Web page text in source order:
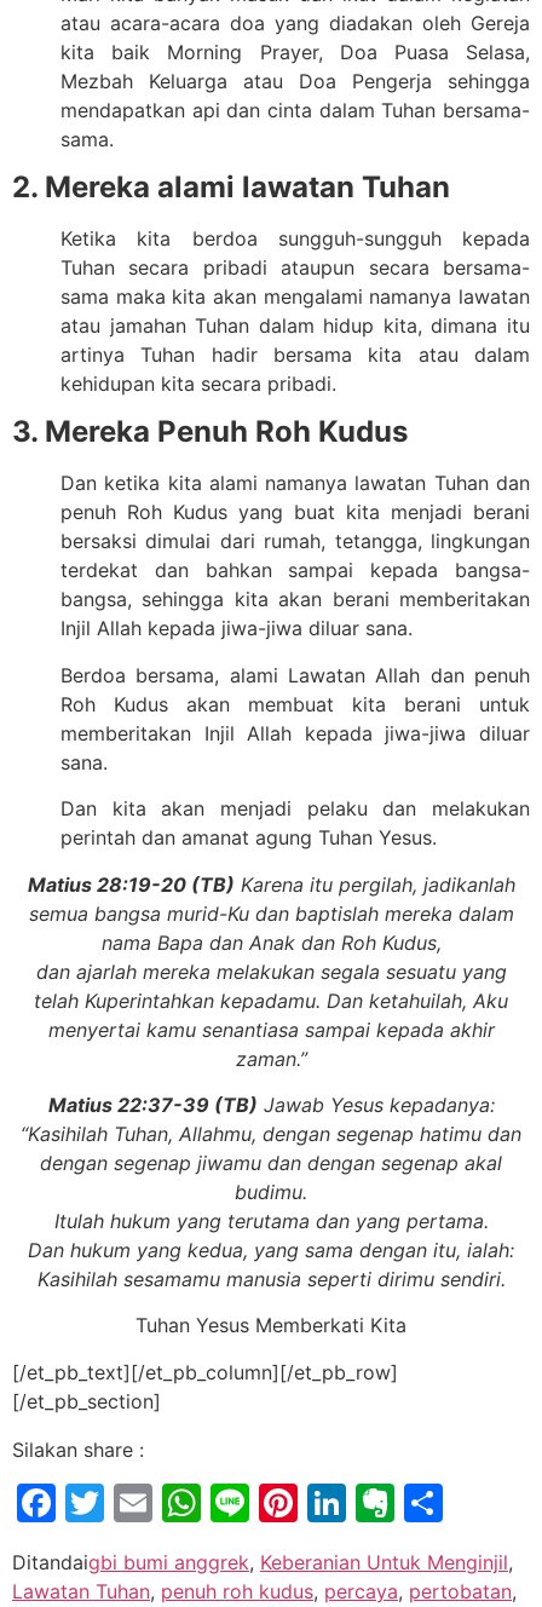
atau acara-acara doa yang diadakan oleh Gereja
kita baik Morning Prayer, Doa Puasa Selasa,
Mezbah Keluarga atau Doa Pengerja sehingga
mendapatkan api dan cinta dalam Tuhan bersama-
sama.
2. Mereka alami lawatan Tuhan
Ketika kita berdoa sungguh-sungguh kepada
Tuhan secara pribadi ataupun secara bersama-
sama maka kita akan mengalami namanya lawatan
atau jamahan Tuhan dalam hidup kita, dimana itu
artinya Tuhan hadir bersama kita atau dalam
kehidupan kita secara pribadi.
3. Mereka Penuh Roh Kudus
Dan ketika kita alami namanya lawatan Tuhan dan
penuh Roh Kudus yang buat kita menjadi berani
bersaksi dimulai dari rumah, tetangga, lingkungan
terdekat dan bahkan sampai kepada bangsa-
bangsa, sehingga kita akan berani memberitakan
Injil Allah kepada jiwa-jiwa diluar sana.
Berdoa bersama, alami Lawatan Allah dan penuh
Roh Kudus akan membuat kita berani untuk
memberitakan Injil Allah kepada jiwa-jiwa diluar
sana.
Dan kita akan menjadi pelaku dan melakukan
perintah dan amanat agung Tuhan Yesus.
Matius 28:19-20 (TB) Karena itu pergilah, jadikanlah
semua bangsa murid-Ku dan baptislah mereka dalam
nama Bapa dan Anak dan Roh Kudus,
dan ajarlah mereka melakukan segala sesuatu yang
telah Kuperintahkan kepadamu. Dan ketahuilah, Aku
menyertai kamu senantiasa sampai kepada akhir
zaman.”
Matius 22:37-39 (TB) Jawab Yesus kepadanya:
“Kasihilah Tuhan, Allahmu, dengan segenap hatimu dan
dengan segenap jiwamu dan dengan segenap akal
budimu.
Itulah hukum yang terutama dan yang pertama.
Dan hukum yang kedua, yang sama dengan itu, ialah:
Kasihilah sesamamu manusia seperti dirimu sendiri.
Tuhan Yesus Memberkati Kita
[/et_pb_text][/et_pb_column][/et_pb_row]
[/et_pb_section]
Silakan share :
Facebook
Twitter
EmailWhatsApp
LinePinterest
LinkedIn
Ditandaigbi bumi anggrek, Keberanian Untuk Menginjil,
Lawatan Tuhan, penuh roh kudus, percaya, pertobatan,